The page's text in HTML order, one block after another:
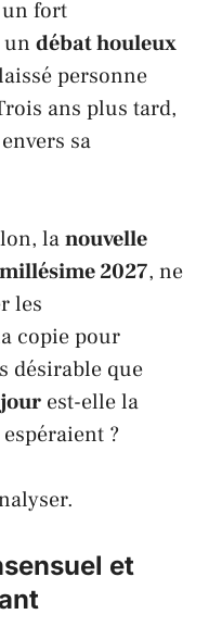
un fort
un débat houleux
personne
ans plus tard,
envers sa
, lanouvelle
millésime 2027, ne
les
copie pour
désirable que
est-elle la
espéraient ?
et